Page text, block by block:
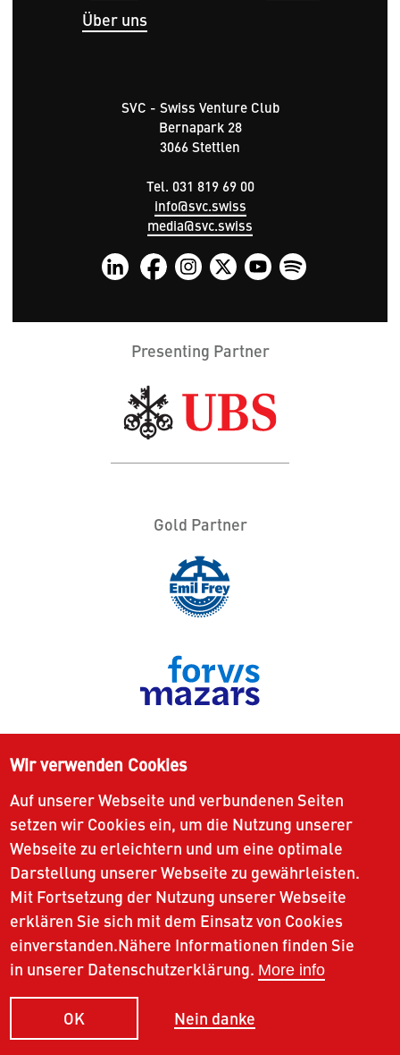
Über uns
SVC - Swiss Venture Club
Bernapark 28
3066 Stettlen
Tel. 031 819 69 00
info@svc.swiss
media@svc.swiss
Presenting Partner
Gold Partner
Wir verwenden Cookies
Auf unserer Webseite und verbundenen Seiten
setzen wir Cookies ein, um die Nutzung unserer
Webseite zu erleichtern und um eine optimale
Darstellung unserer Webseite zu gewährleisten.
Mit Fortsetzung der Nutzung unserer Webseite
erklären Sie sich mit dem Einsatz von Cookies
einverstanden.Nähere Informationen finden Sie
in unserer Datenschutzerklärung. More info
OK Nein danke